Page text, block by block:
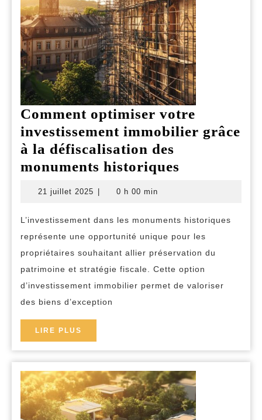
Comment optimiser votre
investissement immobilier grâce
à la défiscalisation des
monuments historiques
immobilier
grâce
à
la
historiques
21 juillet 2025 21
0 h 00 min
L’investissement dans les monuments historiques
représente une opportunité unique pour les
propriétaires souhaitant allier préservation du
patrimoine et stratégie fiscale. Cette option
d’investissement immobilier permet de valoriser
des biens d’exception
LIRE PLUS
PLUS